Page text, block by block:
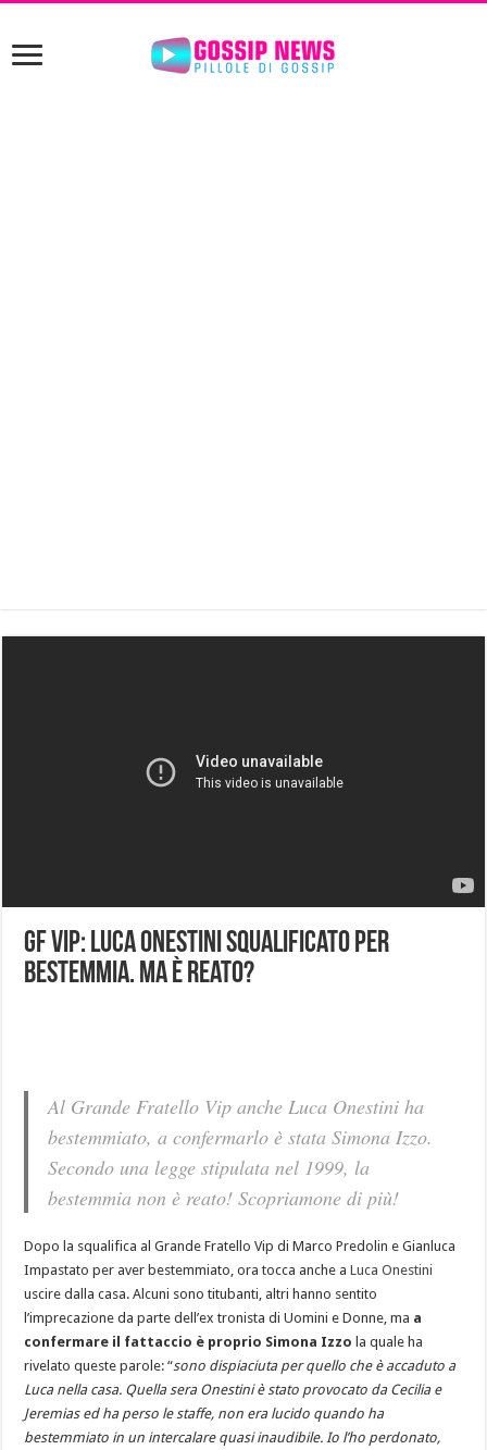
Gf Vip: Luca Onestini squalificato per
bestemmia. Ma è reato?
Al Grande Fratello Vip anche Luca Onestini ha
bestemmiato, a confermarlo è stata Simona Izzo.
Secondo una legge stipulata nel 1999, la
bestemmia non è reato! Scopriamone di più!
Dopo la squalifica al Grande Fratello Vip di Marco Predolin e Gianluca
Impastato per aver bestemmiato, ora tocca anche aLuca Onestini
uscire dalla casa. Alcuni sono titubanti, altri hanno sentito
l’imprecazione da parte dell’ex tronista di Uomini e Donne, ma a
confermare il fattaccio è proprio Simona Izzo la quale ha
rivelato queste parole: “sono dispiaciuta per quello che è accaduto a
Luca nella casa. Quella sera Onestini è stato provocato da Cecilia e
Jeremias ed ha perso le staffe, non era lucido quando ha
bestemmiato in un intercalare quasi inaudibile. Io l’ho perdonato,